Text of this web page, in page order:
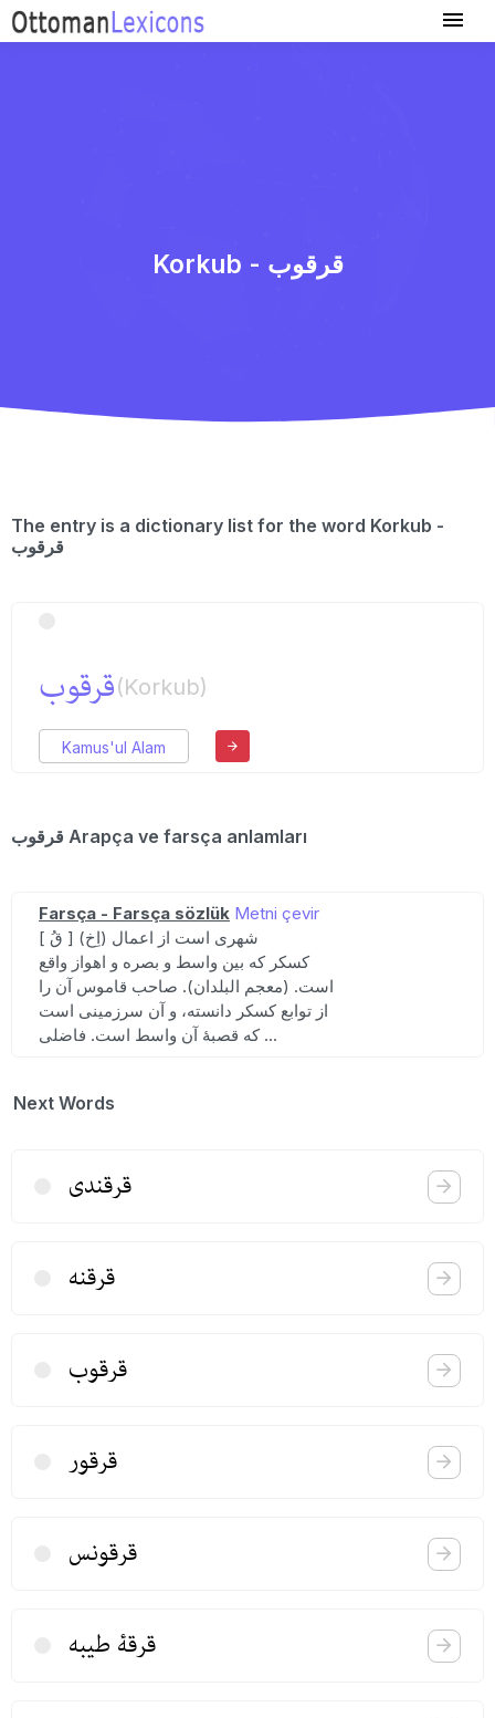
Korkub - قرقوب
The entry is a dictionary list for the word Korkub -
قرقوب
قرقوب(Korkub)
Kamus'ul Alam
قرقوب Arapça ve farsça anlamları
Farsça - Farsça sözlük Metni çevir
[ قُ ] (اِخ) شهری است از اعمال
کسکر که بین واسط و بصره و اهواز واقع
است. (معجم البلدان). صاحب قاموس آن را
از توابع کسکر دانسته، و آن سرزمینی است
که قصبهٔ آن واسط است. فاضلی ...
Next Words
قرقندی
قرقنه
قرقوب
قرقور
قرقونس
قرقۀ‌‌ طیبه